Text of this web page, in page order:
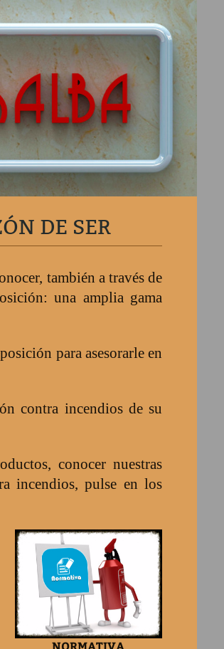
DE SER
también a través de
una amplia gama
para asesorarle en
contra incendios de su
conocer nuestras
incendios, pulse en los
NORMATIVA